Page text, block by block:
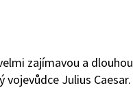
zajímavou a
Julius